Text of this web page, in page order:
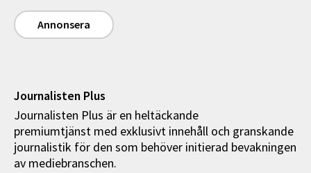
Annonsera
Journalisten Plus
Journalisten Plus är en heltäckande
premiumtjänst med exklusivt innehåll och granskande
journalistik för den som behöver initierad bevakningen
av mediebranschen.